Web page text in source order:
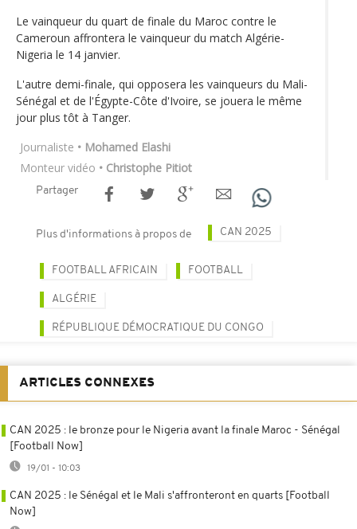
Le vainqueur du quart de finale du Maroc contre le
Cameroun affrontera le vainqueur du match Algérie-
Nigeria le 14 janvier.
L'autre demi-finale, qui opposera les vainqueurs du Mali-
Sénégal et de l'Égypte-Côte d'Ivoire, se jouera le même
jour plus tôt à Tanger.
Journaliste • Mohamed Elashi
Monteur vidéo • Christophe Pitiot
Partager
Plus d'informations à propos de CAN 2025
FOOTBALL AFRICAIN FOOTBALL
ALGÉRIE
RÉPUBLIQUE DÉMOCRATIQUE DU CONGO
ARTICLES CONNEXES
CAN 2025 : le bronze pour le Nigeria avant la finale Maroc - Sénégal
[Football Now]
19/01 - 10:03
CAN 2025 : le Sénégal et le Mali s'affronteront en quarts [Football
Now]